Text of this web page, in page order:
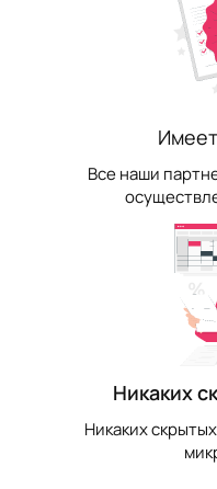
Все наши
Никаких
Никаких